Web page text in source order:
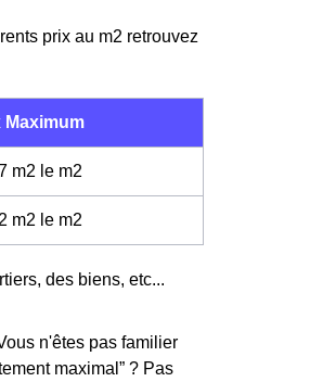
prix au m2 retrouvez
Maximum
m2 le m2
m2 le m2
des biens, etc...
n'êtes pas familier
maximal” ? Pas